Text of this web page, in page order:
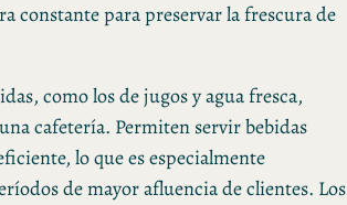
constante para preservar la frescura de
como los de jugos y agua fresca,
cafetería. Permiten servir bebidas
lo que es especialmente
de mayor afluencia de clientes. Los